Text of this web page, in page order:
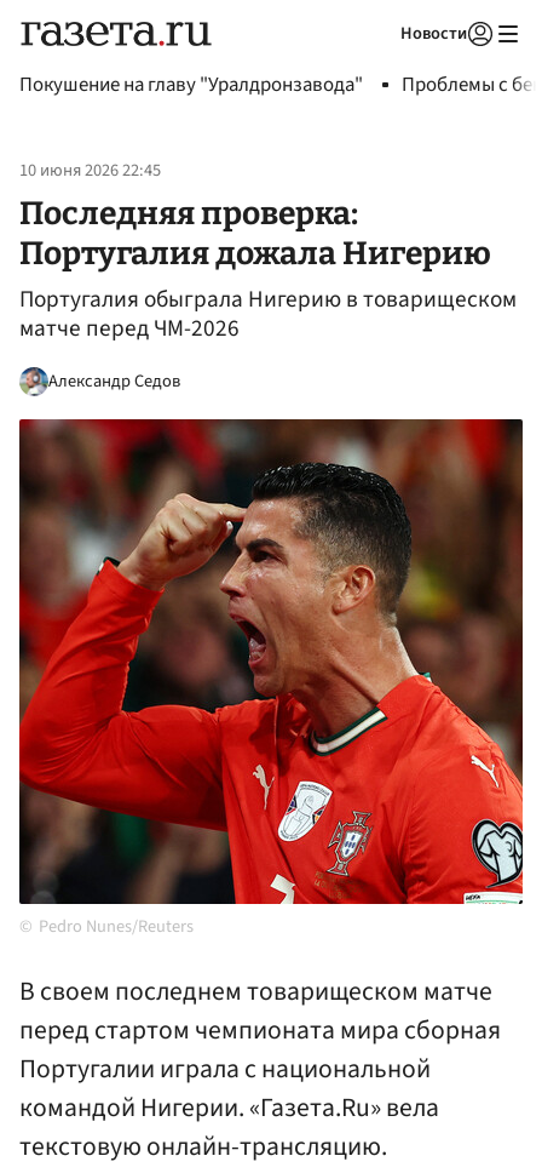
Новости
Покушение на главу "Уралдронзавода" Проблемы с
10 июня 2026 22:45
Последняя проверка:
Португалия дожала Нигерию
Португалия обыграла Нигерию в товарищеском
матче перед ЧМ-2026
Александр Седов
Pedro Nunes/Reuters
В своем последнем товарищеском матче
перед стартом чемпионата мира сборная
Португалии играла с национальной
командой Нигерии. «Газета.Ru» вела
текстовую онлайн-трансляцию.